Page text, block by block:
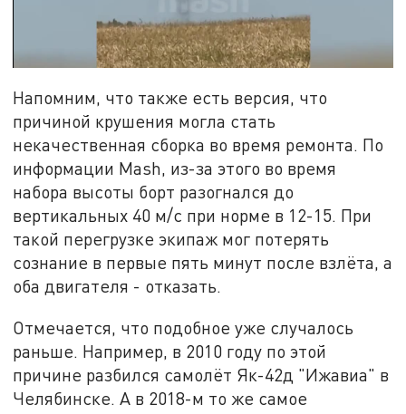
Напомним, что также есть версия, что
причиной крушения могла стать
некачественная сборка во время ремонта. По
информации Mash, из-за этого во время
набора высоты борт разогнался до
вертикальных 40 м/c при норме в 12-15. При
такой перегрузке экипаж мог потерять
сознание в первые пять минут после взлёта, а
оба двигателя - отказать.
Отмечается, что подобное уже случалось
раньше. Например, в 2010 году по этой
причине разбился самолёт Як-42д "Ижавиа" в
Челябинске. А в 2018-м то же самое